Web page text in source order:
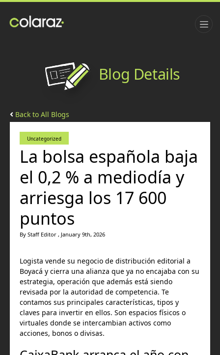
Blog Details
Back to All Blogs
Uncategorized
La bolsa española baja
el 0,2 % a mediodía y
arriesga los 17 600
puntos
By Staff Editor , January 9th, 2026
Logista vende su negocio de distribución editorial a
Boyacá y cierra una alianza que ya no encajaba con su
estrategia, operación que además está siendo
revisada por la autoridad de competencia. Te
contamos sus principales características, tipos y
claves para invertir en ellos. Son espacios físicos o
virtuales donde se intercambian activos como
acciones, bonos o divisas.